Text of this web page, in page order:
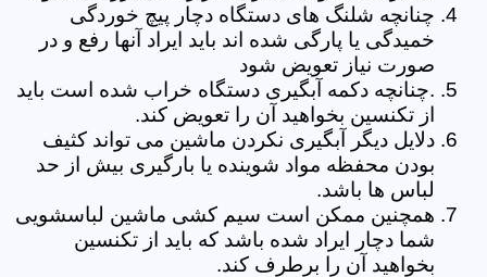
چنانچه شلنگ های دستگاه دچار پیچ خوردگی
خمیدگی یا پارگی شده اند باید ایراد آنها رفع و در
صورت نیاز تعویض شود
.چنانچه دکمه آبگیری دستگاه خراب شده است باید
از تکنسین بخواهید آن را تعویض کند.
دلایل دیگر آبگیری نکردن ماشین می تواند کثیف
بودن محفظه مواد شوینده یا بارگیری بیش از حد
لباس ها باشد.
همچنین ممکن است سیم کشی ماشین لباسشویی
شما دچار ایراد شده باشد که باید از تکنسین
بخواهید آن را برطرف کند.